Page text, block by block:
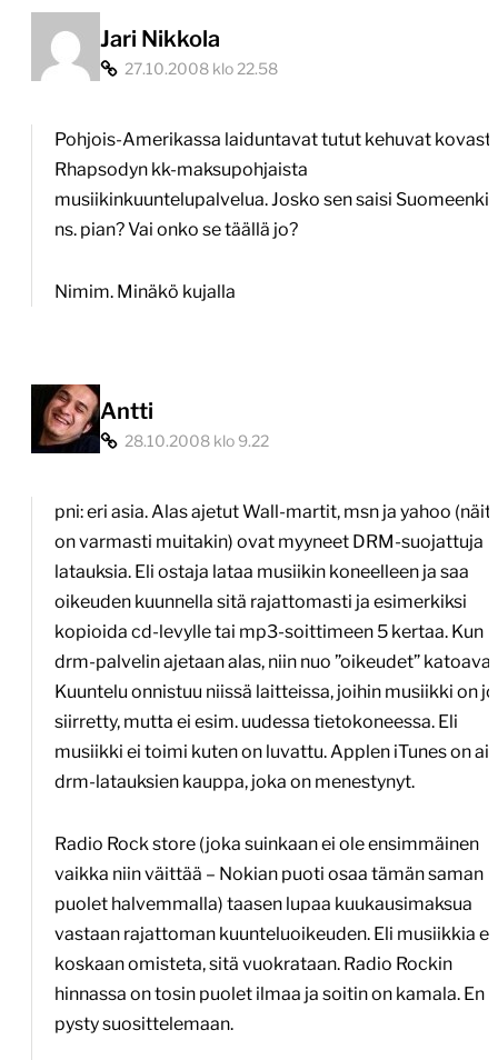
tosin”
Jari Nikkola
27.10.2008 klo 22.58
Pohjois-Amerikassa laiduntavat tutut kehuvat kovasti
Rhapsodyn kk-maksupohjaista
musiikinkuuntelupalvelua. Josko sen saisi Suomeenkin
ns. pian? Vai onko se täällä jo?
Nimim. Minäkö kujalla
Antti
28.10.2008 klo 9.22
pni: eri asia. Alas ajetut Wall-martit, msn ja yahoo
on varmasti muitakin) ovat myyneet DRM-suojattuja
latauksia. Eli ostaja lataa musiikin koneelleen ja saa
oikeuden kuunnella sitä rajattomasti ja esimerkiksi
kopioida cd-levylle tai mp3-soittimeen 5 kertaa. Kun
drm-palvelin ajetaan alas, niin nuo ”oikeudet”
Kuuntelu onnistuu niissä laitteissa, joihin musiikki on jo
siirretty, mutta ei esim. uudessa tietokoneessa. Eli
musiikki ei toimi kuten on luvattu. Applen iTunes on
drm-latauksien kauppa, joka on menestynyt.
Radio Rock store (joka suinkaan ei ole ensimmäinen
vaikka niin väittää – Nokian puoti osaa tämän saman
puolet halvemmalla) taasen lupaa kuukausimaksua
vastaan rajattoman kuunteluoikeuden. Eli musiikkia ei
koskaan omisteta, sitä vuokrataan. Radio Rockin
hinnassa on tosin puolet ilmaa ja soitin on kamala. En
pysty suosittelemaan.